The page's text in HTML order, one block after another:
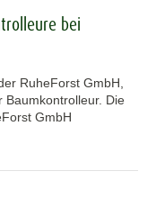
bei
RuheForst GmbH,
Baumkontrolleur. Die
GmbH